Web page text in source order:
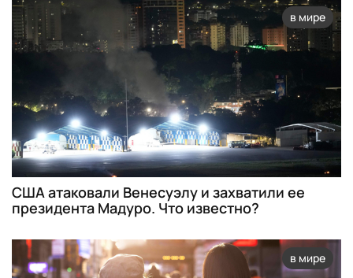
в мире
США атаковали Венесуэлу и захватили ее
президента Мадуро. Что известно?
в мире